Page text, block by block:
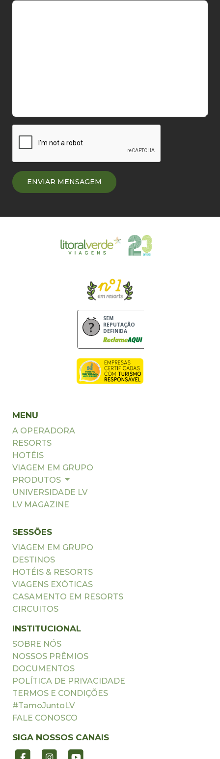
SEM
REPUTAÇÃO
DEFINIDA
MENU
A OPERADORA
RESORTS
HOTÉIS
VIAGEM EM GRUPO
PRODUTOS
UNIVERSIDADE LV
LV MAGAZINE
SESSÕES
VIAGEM EM GRUPO
DESTINOS
HOTÉIS & RESORTS
VIAGENS EXÓTICAS
CASAMENTO EM RESORTS
CIRCUITOS
INSTITUCIONAL
SOBRE NÓS
NOSSOS PRÊMIOS
DOCUMENTOS
POLÍTICA DE PRIVACIDADE
TERMOS E CONDIÇÕES
#TamoJuntoLV
FALE CONOSCO
SIGA NOSSOS CANAIS